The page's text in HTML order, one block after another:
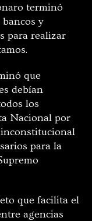
terminó
y
para realizar
que
debían
los
Nacional por
inconstitucional
para la
que facilita el
agencias